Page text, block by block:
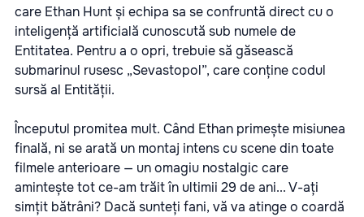
care Ethan Hunt și echipa sa se confruntă direct cu o
inteligență artificială cunoscută sub numele de
Entitatea. Pentru a o opri, trebuie să găsească
submarinul rusesc „Sevastopol”, care conține codul
sursă al Entității.
Începutul promitea mult. Când Ethan primește misiunea
finală, ni se arată un montaj intens cu scene din toate
filmele anterioare — un omagiu nostalgic care
amintește tot ce-am trăit în ultimii 29 de ani... V-ați
simțit bătrâni? Dacă sunteți fani, vă va atinge o coardă